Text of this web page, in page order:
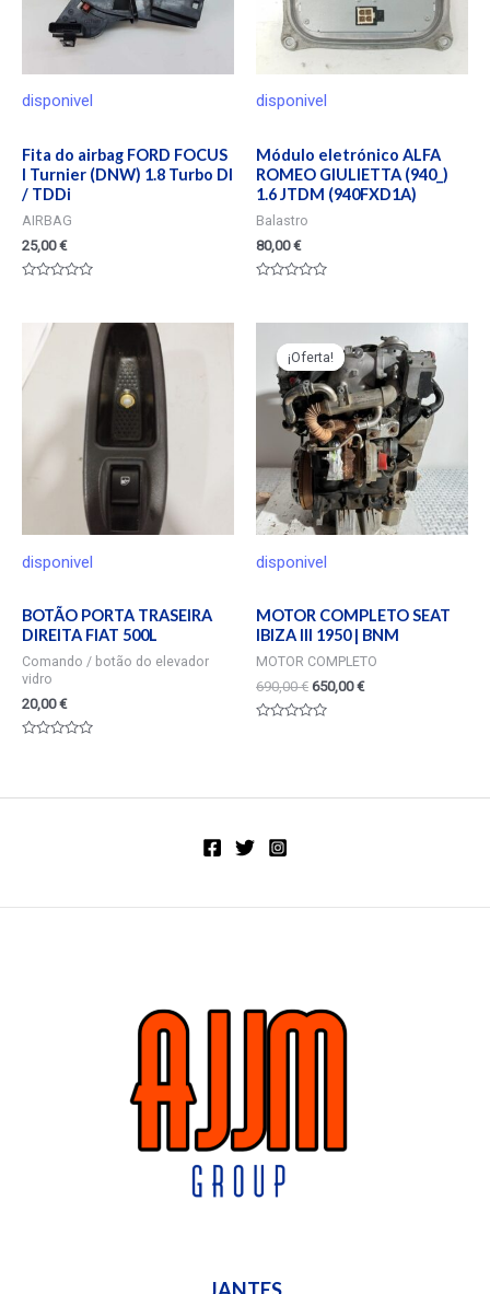
disponivel
Fita do airbag FORD FOCUS
I Turnier (DNW) 1.8 Turbo DI
/ TDDi
AIRBAG
25,00€
disponivel
Módulo eletrónico ALFA
ROMEO GIULIETTA (940_)
1.6 JTDM (940FXD1A)
Balastro
80,00€
disponivel
BOTÃO PORTA TRASEIRA
DIREITA FIAT 500L
Comando / botão do elevador
vidro
20,00€
5
¡Oferta!
disponivel
¡Oferta!
MOTOR COMPLETO SEAT
IBIZA III 1950 | BNM
MOTOR COMPLETO
690,00€ 650,00€